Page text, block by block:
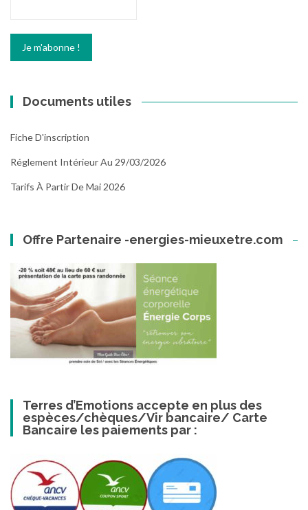
Documents utiles
Fiche D'inscription
Réglement Intérieur Au 29/03/2026
Tarifs À Partir De Mai 2026
Offre Partenaire -energies-mieuxetre.com
Terres d’Emotions accepte en plus des
espèces/chèques/Vir bancaire/ Carte
Bancaire les paiements par :